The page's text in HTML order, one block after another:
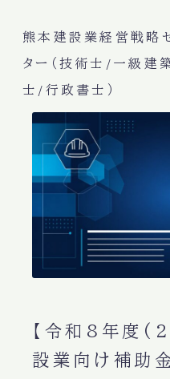
熊本建設業経営戦略
ター（技術士/一級建
士/行政書士）
【令和8年度
設業向け補助